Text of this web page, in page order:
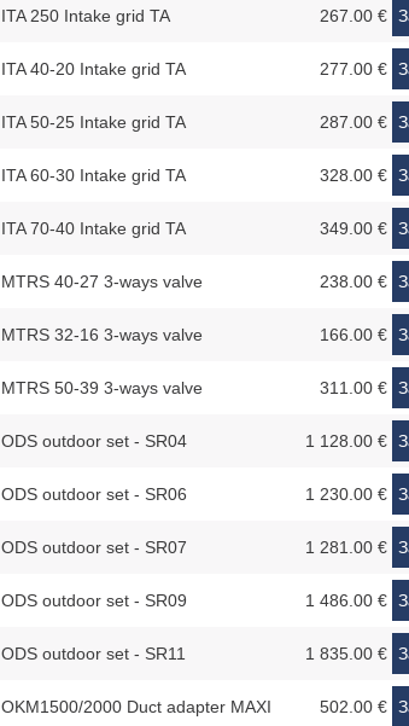
ITA 250 Intake grid TA 267.00 €
ITA 40-20 Intake grid TA 277.00 €
ITA 50-25 Intake grid TA 287.00 €
ITA 60-30 Intake grid TA 328.00 €
ITA 70-40 Intake grid TA 349.00 €
MTRS 40-27 3-ways valve 238.00 €
MTRS 32-16 3-ways valve 166.00 €
MTRS 50-39 3-ways valve 311.00 €
ODS outdoor set - SR04 1 128.00 €
ODS outdoor set - SR06 1 230.00 €
ODS outdoor set - SR07 1 281.00 €
ODS outdoor set - SR09 1 486.00 €
ODS outdoor set - SR11 1 835.00 €
OKM1500/2000 Duct adapter MAXI 502.00 €